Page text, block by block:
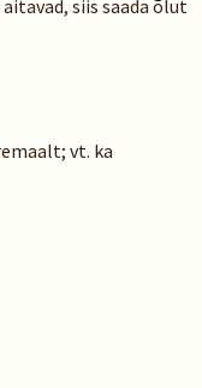
siis saada õlut
vt. ka